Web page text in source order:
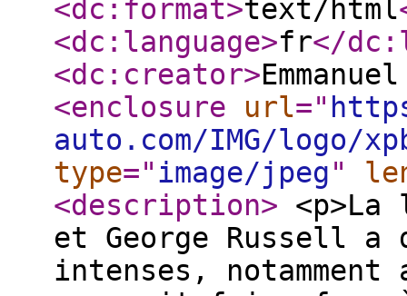
<dc:format>text/html
<dc:language>fr</
<dc:creator>
<enclosure
url="
auto.com/IMG/logo/
type="image/jpeg"
<description>
et George Russell a
intenses, notamment